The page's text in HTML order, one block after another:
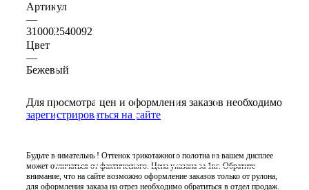
Артикул
—
310002540092
Цвет
—
Бежевый
Для просмотра цен и оформления заказов необходимо
зарегистрироваться на сайте
Будьте внимательны! Оттенок трикотажного полотна на вашем дисплее
может отличаться от фактического. Цена указана за 1кг. Обратите
внимание, что на сайте возможно оформление заказов только от рулона,
для оформления заказа на отрез необходимо обратиться в отдел продаж.